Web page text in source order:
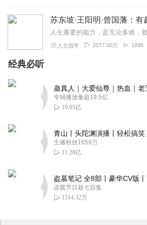
人文国学 2077.00万 1896
经典必听
专辑播放量超19.5亿
19.05亿
主播粉丝1659万
11.28亿
连载节目超七百集
1514.32万